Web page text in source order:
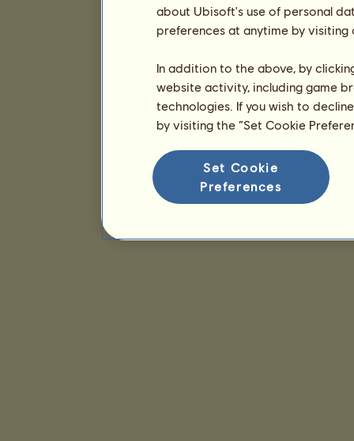
about Ubisoft's use of personal
preferences at anytime by
In addition to the above, by
website activity, including game
technologies. If you wish to
by visiting the “Set Cookie
Set Cookie
Preferences